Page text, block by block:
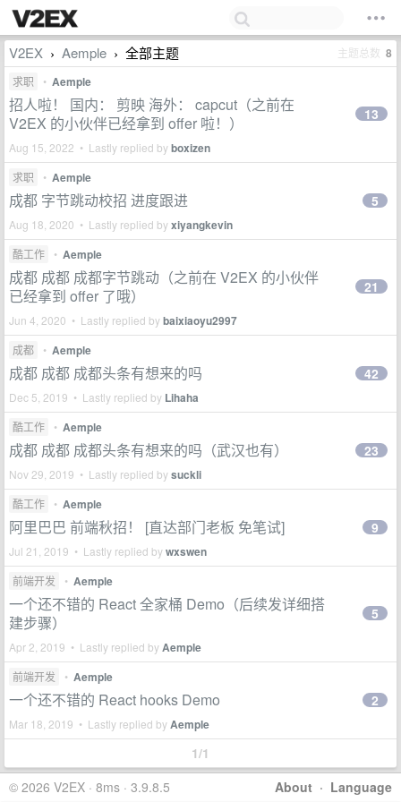
V2EX › Aemple › 全部主题 主题总数 8
求职 • Aemple
招人啦！ 国内： 剪映 海外： capcut（之前在
V2EX 的小伙伴已经拿到 offer 啦！）
Aug 15, 2022 • Lastly replied byboxizen
13
求职 • Aemple
成都 字节跳动校招 进度跟进
Aug 18, 2020 • Lastly replied byxiyangkevin
5
酷工作 • Aemple
成都 成都 成都字节跳动（之前在 V2EX 的小伙伴
已经拿到 offer 了哦）
Jun 4, 2020 • Lastly replied bybaixiaoyu2997
21
成都 • Aemple
成都 成都 成都头条有想来的吗
Dec 5, 2019 • Lastly replied by Lihaha
42
酷工作 • Aemple
成都 成都 成都头条有想来的吗（武汉也有）
Nov 29, 2019 • Lastly replied bysuckli
23
酷工作 • Aemple
阿里巴巴 前端秋招！ [直达部门老板 免笔试]
Jul 21, 2019 • Lastly replied bywxswen
9
前端开发 • Aemple
一个还不错的 React 全家桶 Demo（后续发详细搭
建步骤）
Apr 2, 2019 • Lastly replied byAemple
5
前端开发 • Aemple
一个还不错的 React hooks Demo
Mar 18, 2019 • Lastly replied byAemple
2
1/1
About · Language
© 2026 V2EX · 8ms · 3.9.8.5